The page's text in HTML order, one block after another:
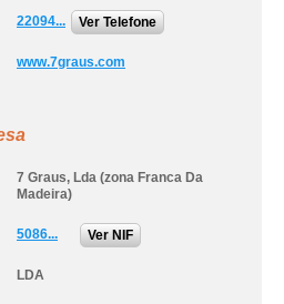
22094... Ver Telefone
www.7graus.com
7 Graus, Lda (zona Franca Da
Madeira)
5086... Ver NIF
LDA